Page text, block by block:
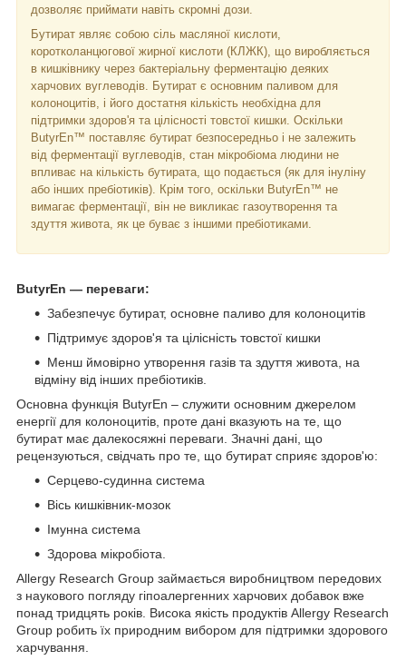
дозволяє приймати навіть скромні дози.
Бутират являє собою сіль масляної кислоти,
коротколанцюгової жирної кислоти (КЛЖК), що виробляється
в кишківнику через бактеріальну ферментацію деяких
харчових вуглеводів. Бутират є основним паливом для
колоноцитів, і його достатня кількість необхідна для
підтримки здоров'я та цілісності товстої кишки. Оскільки
ButyrEn™ поставляє бутират безпосередньо і не залежить
від ферментації вуглеводів, стан мікробіома людини не
впливає на кількість бутирата, що подається (як для інуліну
або інших пребіотиків). Крім того, оскільки ButyrEn™ не
вимагає ферментації, він не викликає газоутворення та
здуття живота, як це буває з іншими пребіотиками.
ButyrEn — переваги:
Забезпечує бутират, основне паливо для колоноцитів
Підтримує здоров'я та цілісність товстої кишки
Менш ймовірно утворення газів та здуття живота, на
відміну від інших пребіотиків.
Основна функція ButyrEn – служити основним джерелом
енергії для колоноцитів, проте дані вказують на те, що
бутират має далекосяжні переваги. Значні дані, що
рецензуються, свідчать про те, що бутират сприяє здоров'ю:
Серцево-судинна система
Вісь кишківник-мозок
Імунна система
Здорова мікробіота.
Allergy Research Group займається виробництвом передових
з наукового погляду гіпоалергенних харчових добавок вже
понад тридцять років. Висока якість продуктів Allergy Research
Group робить їх природним вибором для підтримки здорового
харчування.